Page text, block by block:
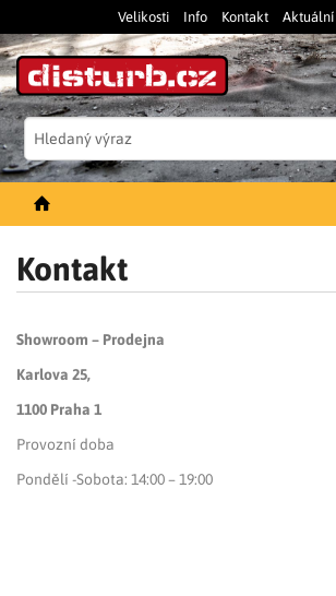
Velikosti Info Kontakt
PÁNSKÉ OBLEČENÍ
DÁMSKÉ OBLEČENÍ
DOPLŇKY
PRACOVNÍ BOTY
Kontakt
Showroom – Prodejna
Karlova 25,
1100 Praha 1
Provozní doba
Pondělí -Sobota: 14:00 – 19:00